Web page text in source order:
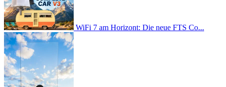
WiFi 7 am Horizont: Die neue FTS Co...